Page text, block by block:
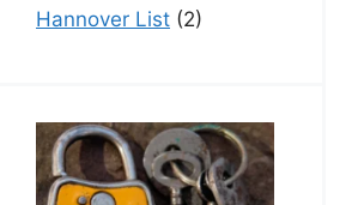
Hannover List (2)